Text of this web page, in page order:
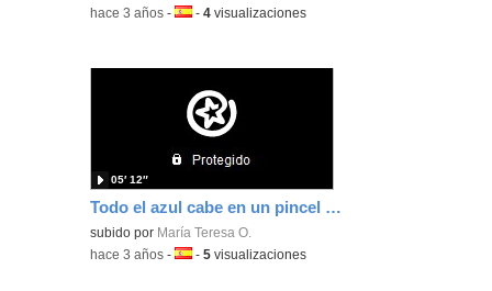
-hace 3 años -Idioma:
-4 visualizaciones
Todo el azul cabe en un pincel subtitulado
subido por María Teresa O.
05′ 12″
-hace 3 años -Idioma:
-5 visualizaciones